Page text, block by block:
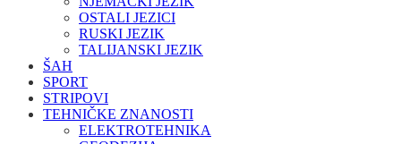
OSTALI JEZICI
RUSKI JEZIK
TALIJANSKI JEZIK
ŠAH
SPORT
STRIPOVI
TEHNIČKE ZNANOSTI
ELEKTROTEHNIKA